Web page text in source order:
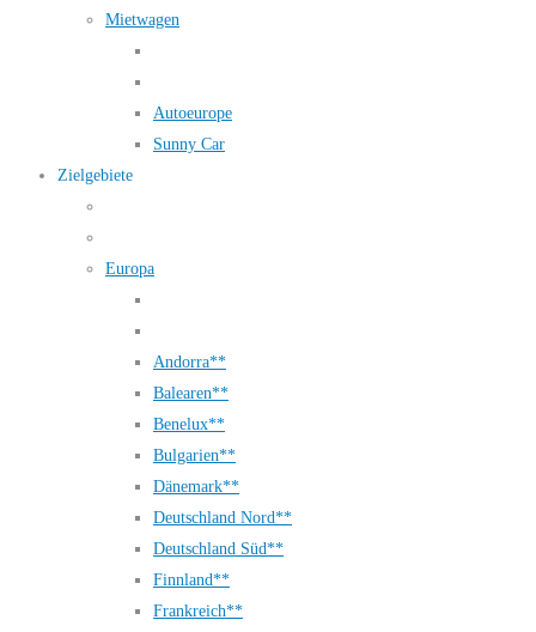
Mietwagen
Autoeurope
Sunny Car
Zielgebiete
Europa
Andorra**
Balearen**
Benelux**
Bulgarien**
Dänemark**
Deutschland Nord**
Deutschland Süd**
Finnland**
Frankreich**